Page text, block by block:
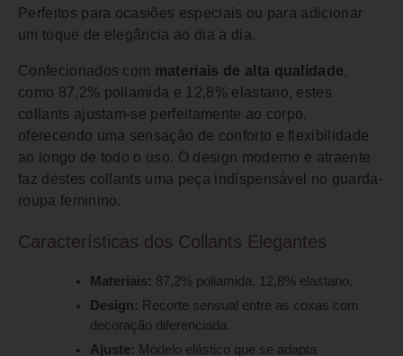
Perfeitos para ocasiões especiais ou para adicionar
um toque de elegância ao dia a dia.
Confecionados com materiais de alta qualidade,
como 87,2% poliamida e 12,8% elastano, estes
collants ajustam-se perfeitamente ao corpo,
oferecendo uma sensação de conforto e flexibilidade
ao longo de todo o uso. O design moderno e atraente
faz destes collants uma peça indispensável no guarda-
roupa feminino.
Características dos Collants Elegantes
Materiais: 87,2% poliamida, 12,8% elastano.
Design: Recorte sensual entre as coxas com
decoração diferenciada.
Ajuste: Modelo elástico que se adapta